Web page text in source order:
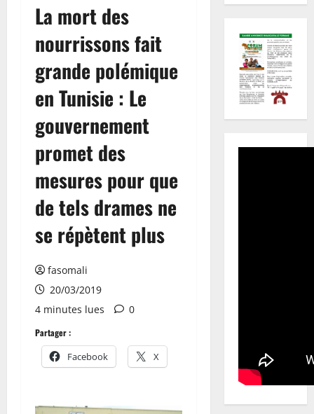
La mort des
nourrissons fait
grande polémique
en Tunisie : Le
gouvernement
promet des
mesures pour que
de tels drames ne
se répètent plus
fasomali
20/03/2019
4 minutes lues
0
Partager :
Facebook X